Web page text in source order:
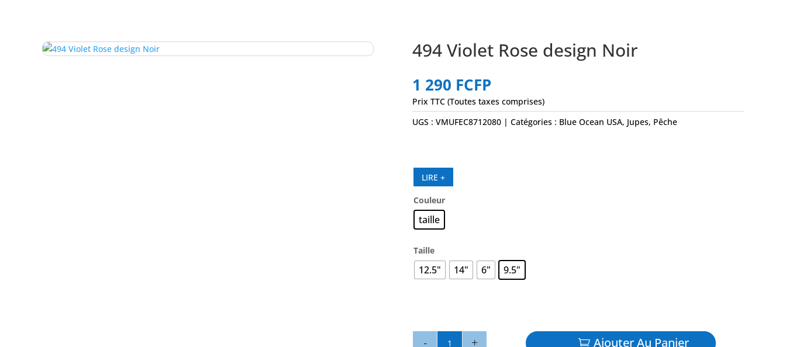
494 Violet Rose design Noir
1 290 FCFP
Prix TTC (Toutes taxes comprises)
UGS : VMUFEC8712080 Catégories : Blue Ocean USA, Jupes, Pêche
LIRE +
Couleur
taille
Taille
12.5" 14" 6" 9.5"
Ajouter Au Panier